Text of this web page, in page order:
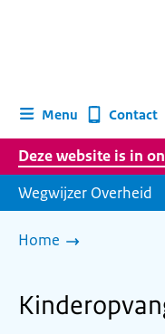
Menu Contact
Deze website is in
Wegwijzer Overheid
Home